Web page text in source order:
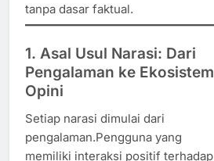
tanpa dasar faktual.
1. Asal Usul Narasi: Dari
Pengalaman ke Ekosistem
Opini
Setiap narasi dimulai dari
pengalaman.Pengguna yang
memiliki interaksi positif terhadap